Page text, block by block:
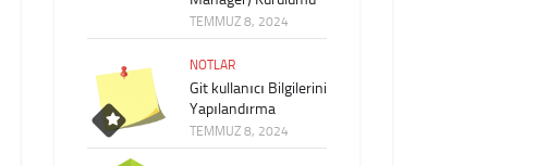
TEMMUZ 8, 2024
NOTLAR
Git kullanıcı Bilgilerini
Yapılandırma
TEMMUZ 8, 2024